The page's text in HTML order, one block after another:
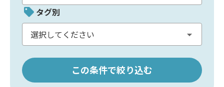
タグ別
この条件で絞り込む